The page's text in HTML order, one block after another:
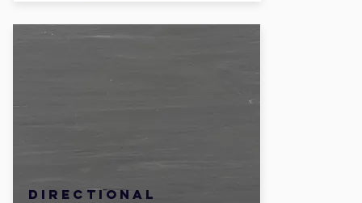
directional